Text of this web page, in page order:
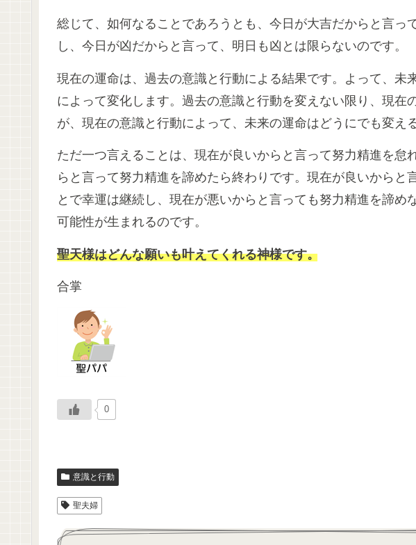
総じて、如何なることであろうとも、今日が大吉だからと言っ
し、今日が凶だからと言って、明日も凶とは限らないのです。
現在の運命は、過去の意識と行動による結果です。よって、未
によって変化します。過去の意識と行動を変えない限り、現在
が、現在の意識と行動によって、未来の運命はどうにでも変え
ただ一つ言えることは、現在が良いからと言って努力精進を怠
らと言って努力精進を諦めたら終わりです。現在が良いからと
とで幸運は継続し、現在が悪いからと言っても努力精進を諦め
可能性が生まれるのです。
聖天様はどんな願いも叶えてくれる神様です。
合掌
0
意識と行動
聖夫婦